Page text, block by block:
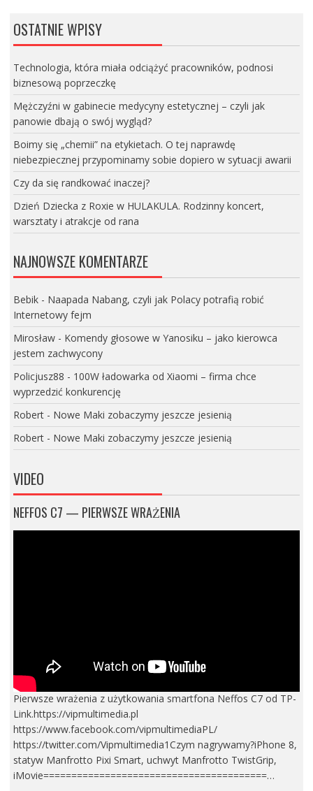
OSTATNIE WPISY
Technologia, która miała odciążyć pracowników, podnosi
biznesową poprzeczkę
Mężczyźni w gabinecie medycyny estetycznej – czyli jak
panowie dbają o swój wygląd?
Boimy się „chemii” na etykietach. O tej naprawdę
niebezpiecznej przypominamy sobie dopiero w sytuacji awarii
Czy da się randkować inaczej?
Dzień Dziecka z Roxie w HULAKULA. Rodzinny koncert,
warsztaty i atrakcje od rana
NAJNOWSZE KOMENTARZE
Bebik- Naapada Nabang, czyli jak Polacy potrafią robić
Internetowy fejm
Mirosław- Komendy głosowe w Yanosiku – jako kierowca
jestem zachwycony
Policjusz88 - 100W ładowarka od Xiaomi – firma chce
wyprzedzić konkurencję
Robert- Nowe Maki zobaczymy jeszcze jesienią
Robert- Nowe Maki zobaczymy jeszcze jesienią
VIDEO
NEFFOS C7 — PIERWSZE WRAŻENIA
Pierwsze wrażenia z użytkowania smartfona Neffos C7 od TP-
Link.https://vipmultimedia.pl
https://www.facebook.com/vipmultimediaPL/
https://twitter.com/Vipmultimedia1Czym nagrywamy?iPhone 8,
statyw Manfrotto Pixi Smart, uchwyt Manfrotto TwistGrip,
iMovie========================================…